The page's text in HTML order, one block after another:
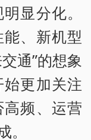
显分化。
、新机型
通”的想象
更加关注
频、运营